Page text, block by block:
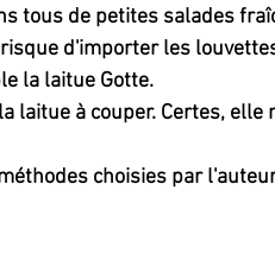
tous de petites salades
d'importer les
la laitue Gotte.
laitue à couper. Certes, elle
choisies par